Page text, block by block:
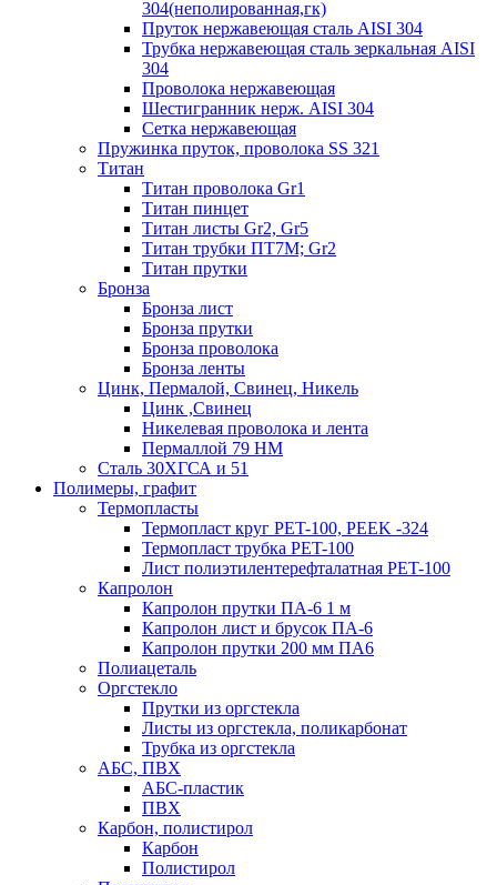
304(неполированная,гк)
Пруток нержавеющая сталь AISI 304
Трубка нержавеющая сталь зеркальная AISI
304
Проволока нержавеющая
Шестигранник нерж. AISI 304
Сетка нержавеющая
Пружинка пруток, проволока SS 321
Титан
Титан проволока Gr1
Титан пинцет
Титан листы Gr2, Gr5
Титан трубки ПТ7М; Gr2
Титан прутки
Бронза
Бронза лист
Бронза прутки
Бронза проволока
Бронза ленты
Цинк, Пермалой, Свинец, Никель
Цинк ,Свинец
Никелевая проволока и лента
Пермаллой 79 НМ
Сталь 30ХГСА и 51
Полимеры, графит
Термопласты
Термопласт круг PET-100, PEEK -324
Термопласт трубка PET-100
Лист полиэтилентерефталатная PET-100
Капролон
Капролон прутки ПА-6 1 м
Капролон лист и брусок ПА-6
Капролон прутки 200 мм ПА6
Полиацеталь
Оргстекло
Прутки из оргстекла
Листы из оргстекла, поликарбонат
Трубка из оргстекла
АБС, ПВХ
АБС-пластик
ПВХ
Карбон, полистирол
Карбон
Полистирол